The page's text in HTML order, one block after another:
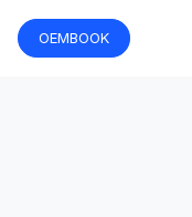
OEMBOOK